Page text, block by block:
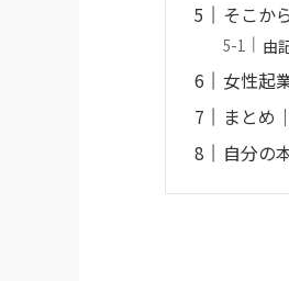
そこか
由
女性起
まとめ
自分の